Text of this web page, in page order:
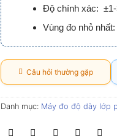
Độ chính xác: ±1-
Vùng đo nhỏ
Câu hỏi thường gặp
Danh mục: Máy đo độ dày lớp